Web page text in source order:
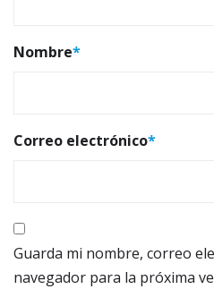
Nombre*
Correo electrónico*
Guarda mi nombre, correo
navegador para la próxima